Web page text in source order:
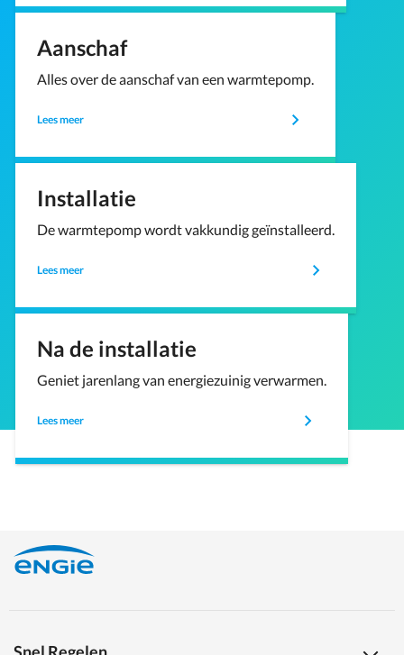
Aanschaf
Alles over de aanschaf van een warmtepomp.
Lees meer
Installatie
De warmtepomp wordt vakkundig geïnstalleerd.
Lees meer
Na de installatie
Geniet jarenlang van energiezuinig verwarmen.
Lees meer